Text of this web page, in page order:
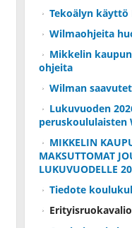
Tekoälyn käyttö
Wilmaohjeita
Mikkelin
ohjeita
Wilman
Lukuvuoden
MIKKELIN
MAKSUTTOMAT
LUKUVUODELLE
Tiedote